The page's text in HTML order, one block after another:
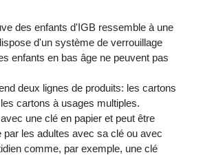
des enfants d'IGB ressemble à une
d'un système de verrouillage
enfants en bas âge ne peuvent pas
deux lignes de produits: les cartons
cartons à usages multiples.
une clé en papier et peut être
par les adultes avec sa clé ou avec
comme, par exemple, une clé